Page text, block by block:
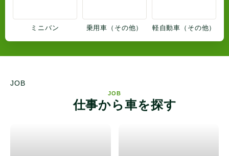
ミニバン 乗用車（その他） 軽自動車（その他）
JOB
JOB
仕事から車を探す